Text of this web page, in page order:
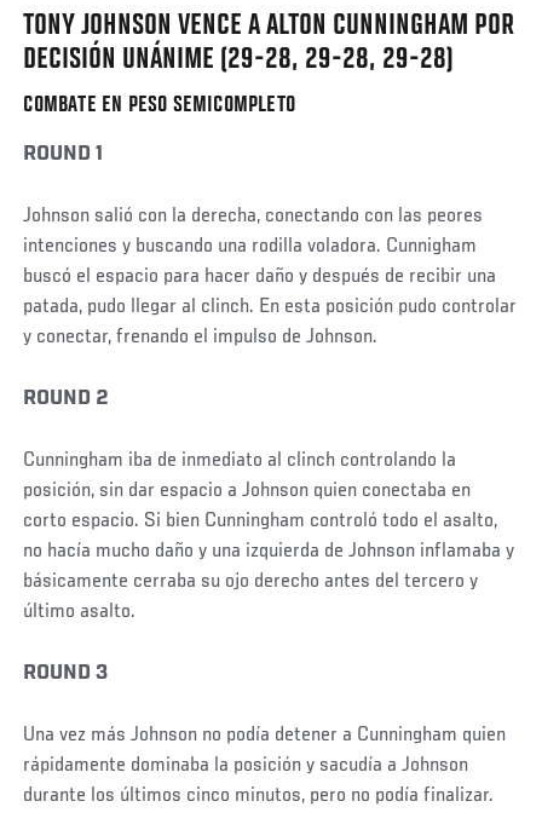
TONY JOHNSON VENCE A ALTON CUNNINGHAM POR
DECISIÓN UNÁNIME (29-28, 29-28, 29-28)
COMBATE EN PESO SEMICOMPLETO
ROUND 1
Johnson salió con la derecha, conectando con las peores
intenciones y buscando una rodilla voladora. Cunnigham
buscó el espacio para hacer daño y después de recibir una
patada, pudo llegar al clinch. En esta posición pudo controlar
y conectar, frenando el impulso de Johnson.
ROUND 2
Cunningham iba de inmediato al clinch controlando la
posición, sin dar espacio a Johnson quien conectaba en
corto espacio. Si bien Cunningham controló todo el asalto,
no hacía mucho daño y una izquierda de Johnson inflamaba y
básicamente cerraba su ojo derecho antes del tercero y
último asalto.
ROUND 3
Una vez más Johnson no podía detener a Cunningham quien
rápidamente dominaba la posición y sacudía a Johnson
durante los últimos cinco minutos, pero no podía finalizar.